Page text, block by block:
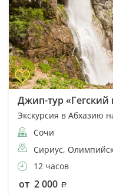
Джип-тур
Экскурсия в Абхазию
Сочи
Сириус,
12 часов
от 2 000